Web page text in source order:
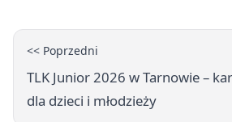
<< Poprzedni
TLK Junior 2026 w Tarnowie –
dla dzieci i młodzieży